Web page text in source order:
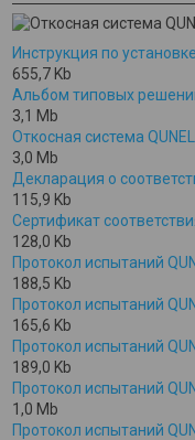
Инструкция по
655,7Kb
Альбом типовых
3,1 Mb
Откосная система
3,0 Mb
Декларация о
115,9 Kb
Сертификат
128,0 Kb
Протокол испытаний
188,5 Kb
Протокол испытаний
165,6 Kb
Протокол испытаний
189,0 Kb
Протокол испытаний
1,0 Mb
Протокол испытаний